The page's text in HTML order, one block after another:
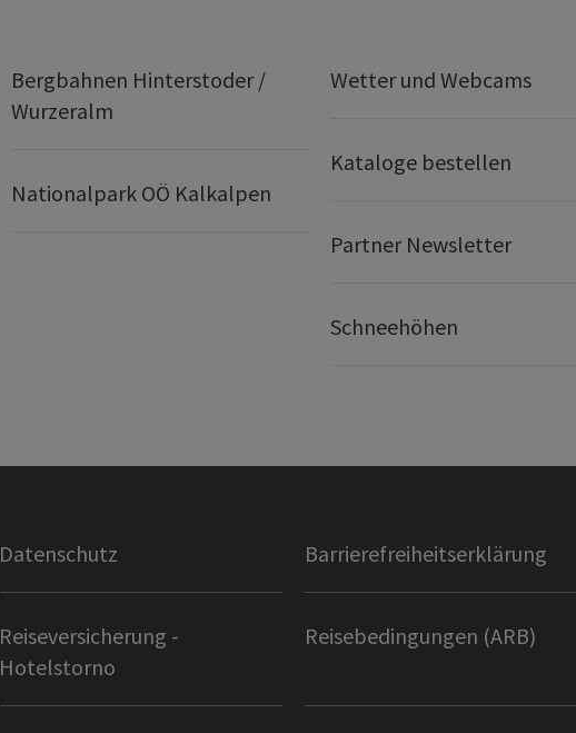
Bergbahnen Hinterstoder /
Wurzeralm
Nationalpark OÖ Kalkalpen
Wetter und Webcams
Kataloge bestellen
Partner Newsletter
Schneehöhen
Datenschutz Barrierefreiheitserklärung
Reiseversicherung -
Hotelstorno
Reisebedingungen (ARB)